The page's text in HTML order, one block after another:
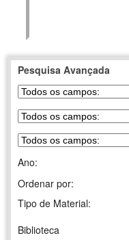
Pesquisa Avançada
Ano:
Ordenar por:
Tipo de Material:
Biblioteca